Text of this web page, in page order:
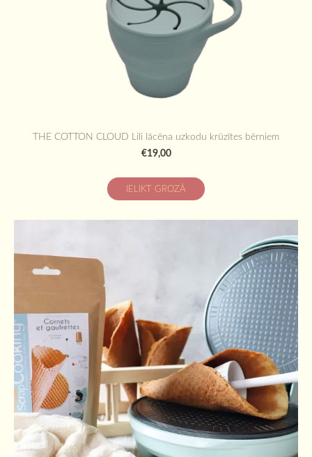
THE COTTON CLOUD Lili lācēna uzkodu krūzītes bērniem
€19,00
IELIKT GROZĀ